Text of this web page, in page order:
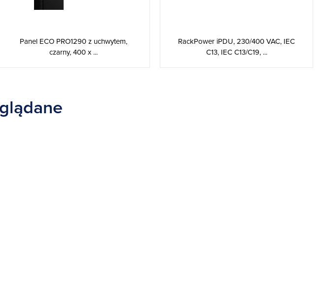
Panel ECO PRO1290 z uchwytem,
czarny, 400 x ...
RackPower iPDU, 230/400 VAC, IEC
C13, IEC C13/C19, ...